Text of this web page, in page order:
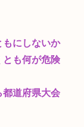
もにしないか
とも何が危険
都道府県大会